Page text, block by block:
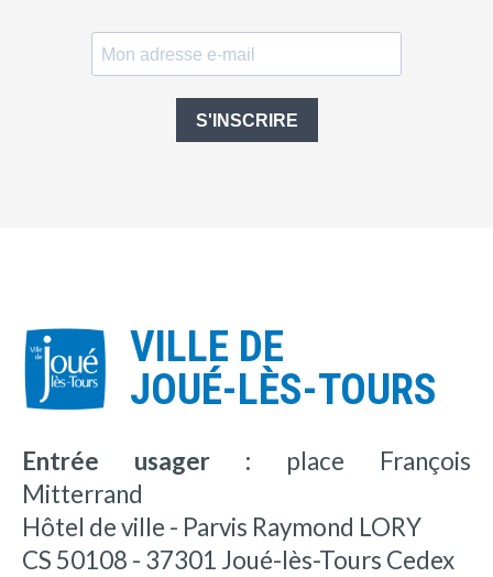
S'INSCRIRE
VILLE DE
JOUÉ-LÈS-TOURS
Entrée usager : place François
Mitterrand
Hôtel de ville - Parvis Raymond LORY
CS 50108 - 37301 Joué-lès-Tours Cedex